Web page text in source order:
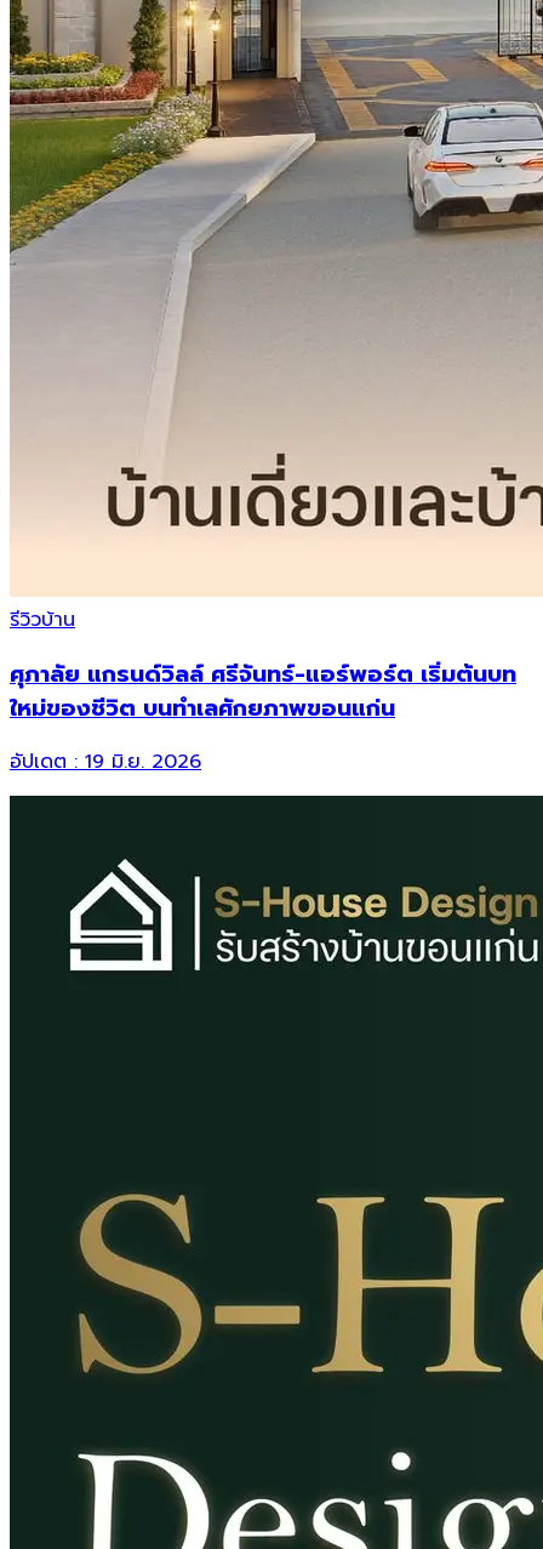
รีวิวบ้าน
ศุภาลัย แกรนด์วิลล์ ศรีจันทร์-แอร์พอร์ต เริ่มต้นบท
ใหม่ของชีวิต บนทำเลศักยภาพขอนแก่น
อัปเดต :19 มิ.ย. 2026